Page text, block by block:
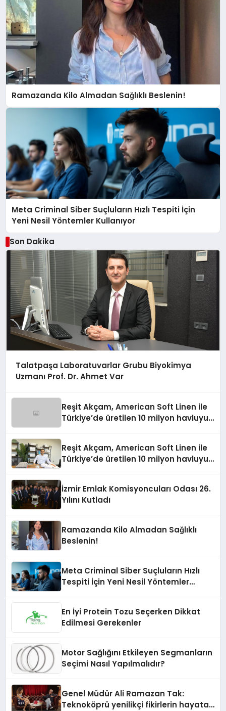
Ramazanda Kilo Almadan Sağlıklı Beslenin!
Meta Criminal Siber Suçluların Hızlı Tespiti İçin
Yeni Nesil Yöntemler Kullanıyor
Son Dakika
Talatpaşa Laboratuvarlar Grubu Biyokimya
Uzmanı Prof. Dr. Ahmet Var
Reşit Akçam, American Soft Linen ile
Türkiye’de üretilen 10 milyon havluyu
Reşit Akçam, American Soft Linen ile
Türkiye’de üretilen 10 milyon havluyu
İzmir Emlak Komisyoncuları Odası 26.
Yılını Kutladı
Ramazanda Kilo Almadan Sağlıklı
Beslenin!
Meta Criminal Siber Suçluların Hızlı
Tespiti İçin Yeni Nesil Yöntemler
En İyi Protein Tozu Seçerken Dikkat
Edilmesi Gerekenler
Motor Sağlığını Etkileyen Segmanların
Seçimi Nasıl Yapılmalıdır?
Genel Müdür Ali Ramazan Tak:
Teknoköprü yenilikçi fikirlerin hayata